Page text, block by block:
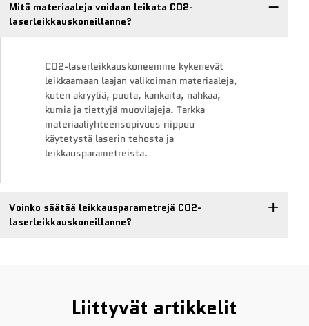
Mitä materiaaleja voidaan leikata CO2-
laserleikkauskoneillanne?
CO2-laserleikkauskoneemme kykenevät
leikkaamaan laajan valikoiman materiaaleja,
kuten akryyliä, puuta, kankaita, nahkaa,
kumia ja tiettyjä muovilajeja. Tarkka
materiaaliyhteensopivuus riippuu
käytetystä laserin tehosta ja
leikkausparametreista.
Voinko säätää leikkausparametrejä CO2-
laserleikkauskoneillanne?
Liittyvät artikkelit